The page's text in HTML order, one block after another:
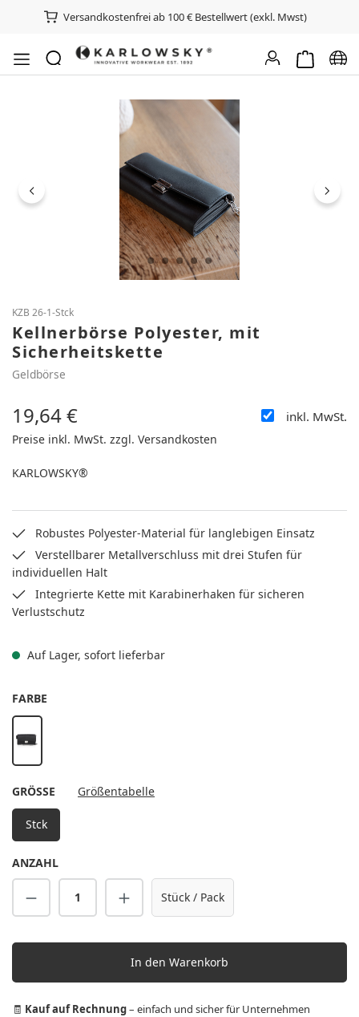
Versandkostenfrei ab 100 € Bestellwert (exkl. Mwst)
Bildergalerie überspringen
KZB 26-1-Stck
Kellnerbörse Polyester, mit
Sicherheitskette
Geldbörse
Regulärer Preis:
19,64 € inkl. MwSt.
Preise inkl. MwSt. zzgl. Versandkosten
KARLOWSKY®
Robustes Polyester-Material für langlebigen Einsatz
Verstellbarer Metallverschluss mit drei Stufen für
individuellen Halt
Integrierte Kette mit Karabinerhaken für sicheren
Verlustschutz
Auf Lager, sofort lieferbar
FARBE
schwarz
GRÖSSE AUSWÄHLEN
Größentabelle
Stck
ANZAHL
Produkt Anzahl: Gib den gewünschten
Stück / Pack
In den Warenkorb
🧾 Kauf auf Rechnung– einfach und sicher für Unternehmen